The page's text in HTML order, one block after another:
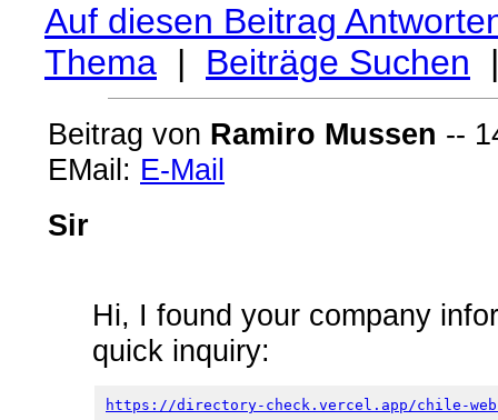
Auf diesen Beitrag
Thema | Beiträge Suchen
Beitrag von Ramiro Mussen --
EMail: E-Mail
Sir
Hi, I found your company
quick inquiry:
https://directory-check.vercel.app/chile-